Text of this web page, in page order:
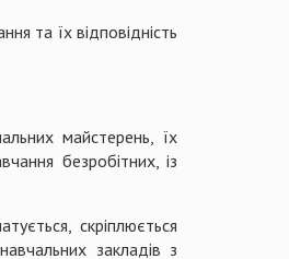
та їх відповідність
майстерень, їх
безробітних, із
скріплюється
закладів з